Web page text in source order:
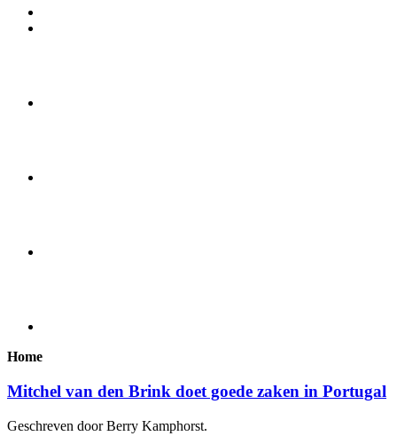
Home
Mitchel van den Brink doet goede zaken in Portugal
Geschreven door Berry Kamphorst.